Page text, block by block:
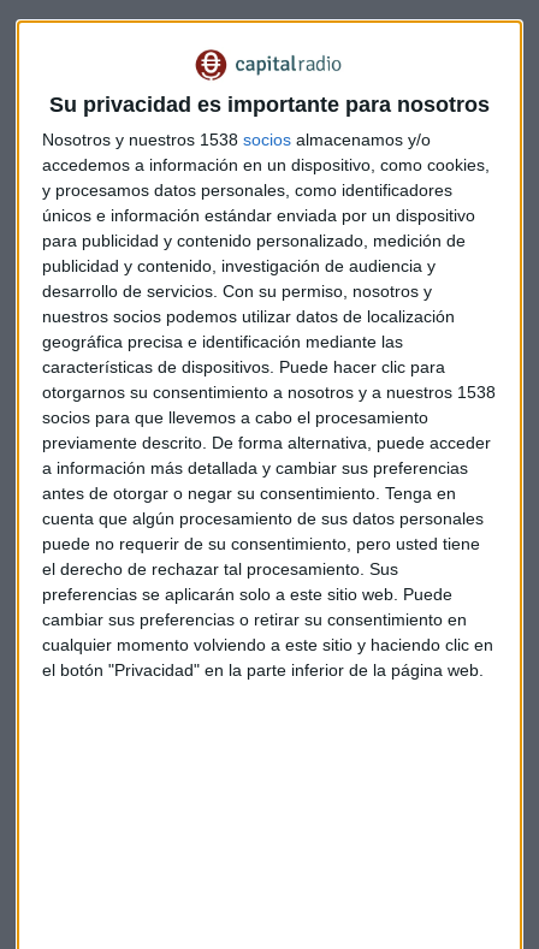
Su privacidad es importante para nosotros
Nosotros y nuestros 1538 socios almacenamos y/o
accedemos a información en un dispositivo, como cookies,
y procesamos datos personales, como identificadores
únicos e información estándar enviada por un dispositivo
para publicidad y contenido personalizado, medición de
publicidad y contenido, investigación de audiencia y
desarrollo de servicios. Con su permiso, nosotros y
nuestros socios podemos utilizar datos de localización
geográfica precisa e identificación mediante las
características de dispositivos. Puede hacer clic para
otorgarnos su consentimiento a nosotros y a nuestros 1538
socios para que llevemos a cabo el procesamiento
previamente descrito. De forma alternativa, puede acceder
a información más detallada y cambiar sus preferencias
antes de otorgar o negar su consentimiento. Tenga en
cuenta que algún procesamiento de sus datos personales
puede no requerir de su consentimiento, pero usted tiene
el derecho de rechazar tal procesamiento. Sus
preferencias se aplicarán solo a este sitio web. Puede
cambiar sus preferencias o retirar su consentimiento en
cualquier momento volviendo a este sitio y haciendo clic en
el botón "Privacidad" en la parte inferior de la página web.
marca al tratarse de un encuentro en el que se dan cita los
principales líderes empresariales del sector. Además,
durante el evento, Nielsen lanzará su proyecto de resolución
de identidad Nielsen ID Graph, que revolucionará la
medición digital multidispositivo y, por lo tanto,
enriquecerá la forma en que se analiza la convergencia
entre la televisión e Internet.
Nielsen acude a aedemotv en calidad de empresa líder en
investigación con un equipo que aúna un sólido expertise
local y un perfil internacional encabezado por Maira
Barcellos, Country Lider de Nielsen para España y Portugal.
Además de para compartir su visión sobre la revolución de
la medición digital multidispositivo en un ambiente
cookieless, la marca asiste a aedemotv con el objetivo de
intercambiar conceptos, retos y oportunidades acerca de la
medición de audiencias en el marco de la televisión
inteligente, la publicidad y el comportamiento del
consumidor en múltiples pantallas.
Nielsen, que ya en 2021 introdujo en España sus soluciones
propietarias de Cross media, únicas en el mercado, y